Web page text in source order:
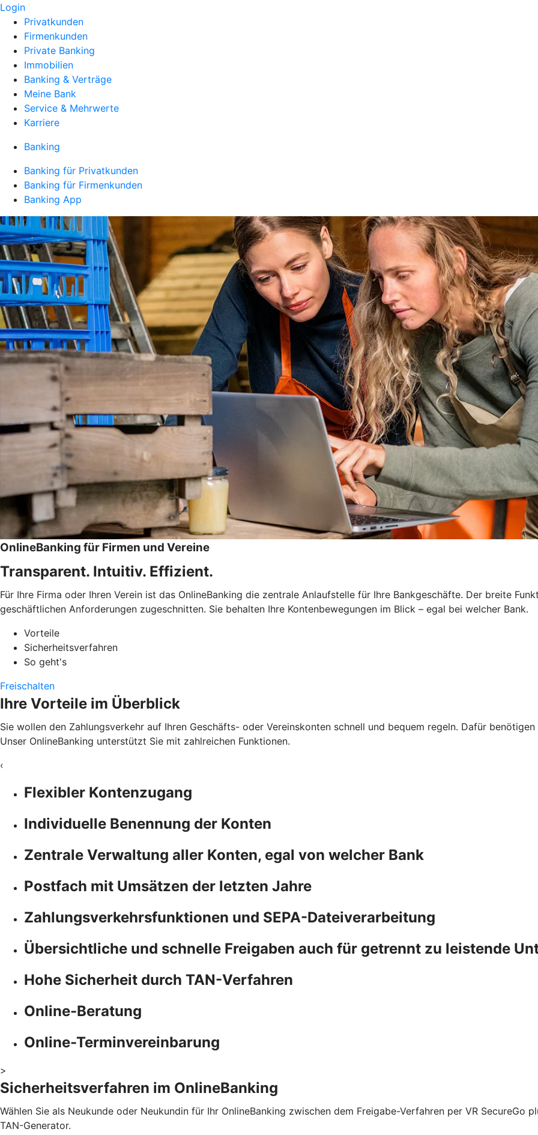
Login
Privatkunden
Firmenkunden
Private Banking
Immobilien
Banking & Verträge
Meine Bank
Service & Mehrwerte
Karriere
Banking
Banking für Privatkunden
Banking für Firmenkunden
Banking App
OnlineBanking für Firmen und Vereine
Transparent. Intuitiv. Effizient.
Für Ihre Firma oder Ihren Verein ist das OnlineBanking die zentrale Anlaufstelle für Ihre Bankgeschäfte. Der breite
geschäftlichen Anforderungen zugeschnitten. Sie behalten Ihre Kontenbewegungen im Blick – egal bei welcher Bank.
Vorteile
Sicherheitsverfahren
So geht's
Freischalten
Ihre Vorteile im Überblick
Sie wollen den Zahlungsverkehr auf Ihren Geschäfts- oder Vereinskonten schnell und bequem regeln. Dafür
Unser OnlineBanking unterstützt Sie mit zahlreichen Funktionen.
‹
Flexibler Kontenzugang
Individuelle Benennung der Konten
Zentrale Verwaltung aller Konten, egal von welcher Bank
Postfach mit Umsätzen der letzten Jahre
Zahlungsverkehrsfunktionen und SEPA-Dateiverarbeitung
Übersichtliche und schnelle Freigaben auch für getrennt zu leistende
Hohe Sicherheit durch TAN-Verfahren
Online-Beratung
Online-Terminvereinbarung
>
Sicherheitsverfahren im OnlineBanking
Wählen Sie als Neukunde oder Neukundin für Ihr OnlineBanking zwischen dem Freigabe-Verfahren per VR SecureGo
TAN-Generator.